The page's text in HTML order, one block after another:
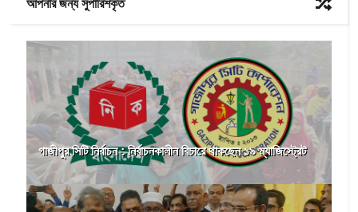
আপনার জন্য সুপারিশকৃত
গাজীপুর সিটি নির্বাচন : নির্বাচনকালীন বিচারে থাকছেন ১৯ ম্যাজিস্ট্রেট